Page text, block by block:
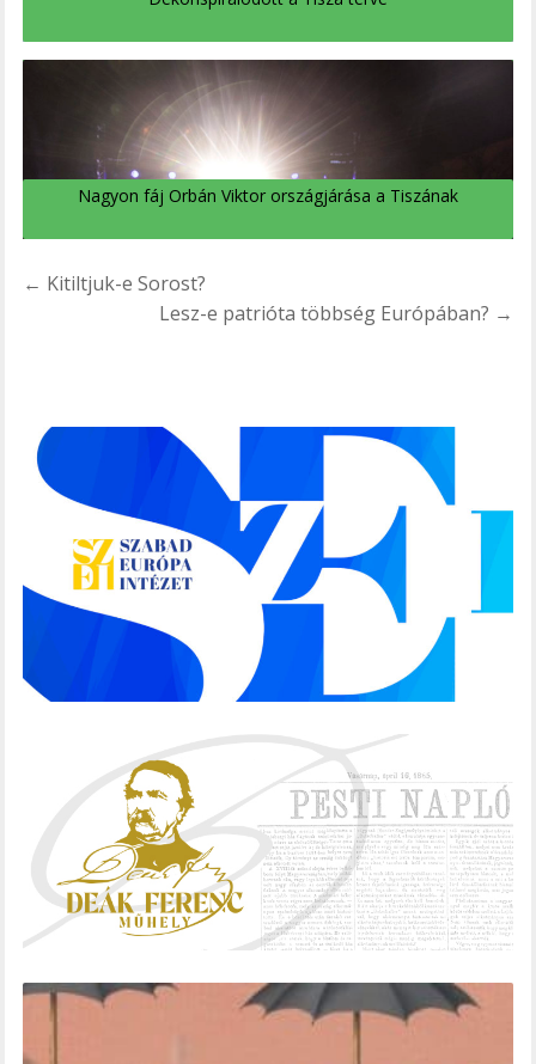
Nagyon fáj Orbán Viktor országjárása a Tiszának
Bejegyzés
navigáció
← Kitiltjuk-e Sorost?
Lesz-e patrióta többség Európában? →